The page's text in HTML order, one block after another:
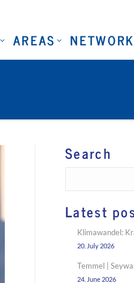
AREAS NETWORK
Search
Latest
Klimawandel:
20. July 2026
Temmel |
24. June 2026